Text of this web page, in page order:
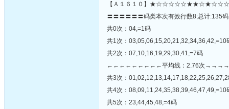
【Ａ１６１０】
〓〓〓〓〓〓码类本次有效行数8;总计:135
共0次：04,=1码
共1次：03,05,06,15,20,21,32,34,36,42,=10
共2次：07,10,16,19,29,30,41,=7码
←←←←←←←←←平均线：2.76次
共3次：
共4次：08,09,11,24,35,38,39,46,47,49,=10
共5次：23,44,45,48,=4码